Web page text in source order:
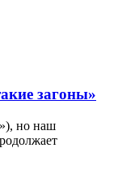
загоны»
но наш